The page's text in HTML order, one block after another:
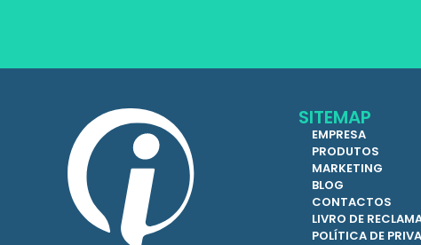
SITEMAP
EMPRESA
PRODUTOS
MARKETING
BLOG
CONTACTOS
LIVRO DE
POLÍTICA DE